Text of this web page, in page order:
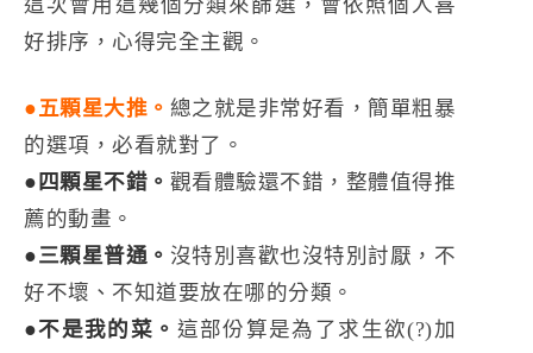
這次會用這幾個分類來篩選，會依照個人喜
好排序，心得完全主觀。
●五顆星大推。 總之就是非常好看，簡單粗暴
的選項，必看就對了。
●四顆星不錯。 觀看體驗還不錯，整體值得推
薦的動畫。
●三顆星普通。 沒特別喜歡也沒特別討厭，不
好不壞、不知道要放在哪的分類。
●不是我的菜。 這部份算是為了求生欲(?)加